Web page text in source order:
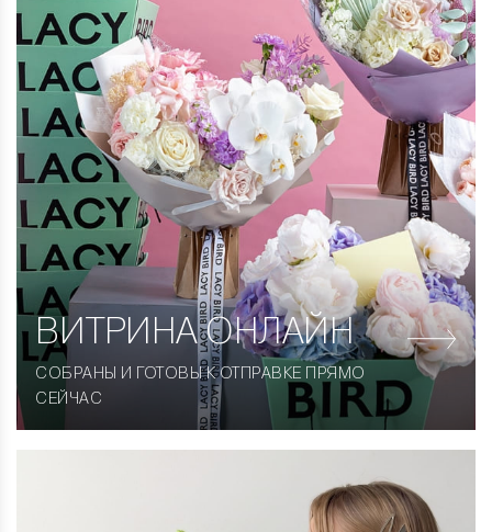
ВИТРИНАОНЛАЙН
СОБРАНЫ И ГОТОВЫ К ОТПРАВКЕ ПРЯМО
СЕЙЧАС